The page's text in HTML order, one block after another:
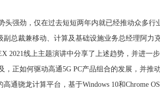
强劲，仅在过去短短两年内就已经推动众多行
副总裁兼移动、计算及基础设施业务总经理阿力
2021线上主题演讲中分享了上述趋势，并进一
，正如何驱动高通5G PC产品组合的发展，并推
高通骁龙计算平台，基于Windows 10和Chrome